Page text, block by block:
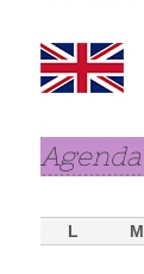
Agenda
L M